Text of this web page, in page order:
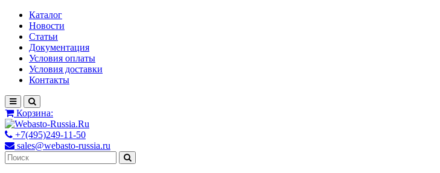
Каталог
Новости
Статьи
Документация
Условия оплаты
Условия доставки
Контакты
Корзина:
+7(495)249-11-50
sales@webasto-russia.ru